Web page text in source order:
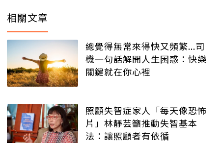
相關文章
總覺得無常來得快又頻繁...司
機一句話解開人生困惑：快樂
關鍵就在你心裡
照顧失智症家人「每天像恐怖
片」林靜芸籲推動失智基本
法：讓照顧者有依循